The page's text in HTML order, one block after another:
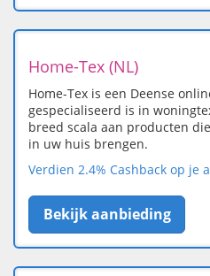
Home-Tex (NL)
Home-Tex is een Deense
gespecialiseerd is in
breed scala aan producten
in uw huis brengen.
Verdien 2.4% Cashback op je
Bekijk aanbieding